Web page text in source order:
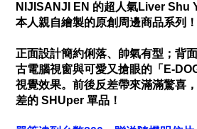
NIJISANJI EN 的超人氣Liver Shu
本人親自繪製的原創周邊商品系列！
正面設計簡約俐落、帥氣有型；背
古電腦視窗與可愛又搶眼的「E-
視覺效果。前後反差帶來滿滿驚喜
差的 SHUper 單品！